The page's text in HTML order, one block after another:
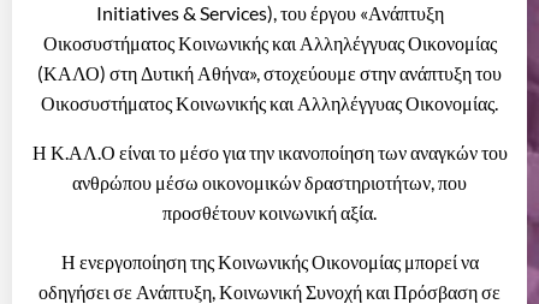
Initiatives & Services), του έργου «Ανάπτυξη
Οικοσυστήματος Κοινωνικής και Αλληλέγγυας Οικονομίας
(ΚΑΛΟ) στη Δυτική Αθήνα», στοχεύουμε στην ανάπτυξη του
Οικοσυστήματος Κοινωνικής και Αλληλέγγυας Οικονομίας.
Η Κ.ΑΛ.Ο είναι το μέσο για την ικανοποίηση των αναγκών του
ανθρώπου μέσω οικονομικών δραστηριοτήτων, που
προσθέτουν κοινωνική αξία.
Η ενεργοποίηση της Κοινωνικής Οικονομίας μπορεί να
οδηγήσει σε Ανάπτυξη, Κοινωνική Συνοχή και Πρόσβαση σε